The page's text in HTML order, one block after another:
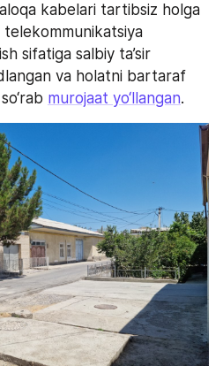
kabelari tartibsiz holga
telekommunikatsiya
sifatiga salbiy ta’sir
va holatni bartaraf
murojaat yo‘llangan.